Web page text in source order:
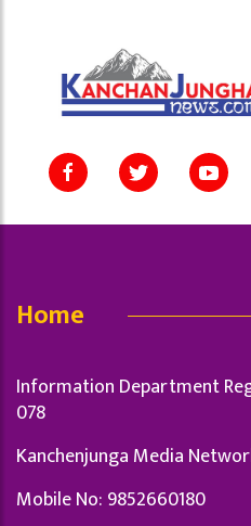
Home
Information Department
078
Kanchenjunga Media
Mobile No: 9852660180